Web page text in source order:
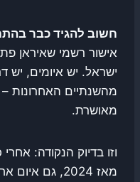
חשוב להגיד כבר
אישור רשמי שאיראן
ישראל. יש איומים, יש
מהשנתיים האחרונות
מאושרת.
וזו בדיוק הנקודה:
מאז 2024, גם